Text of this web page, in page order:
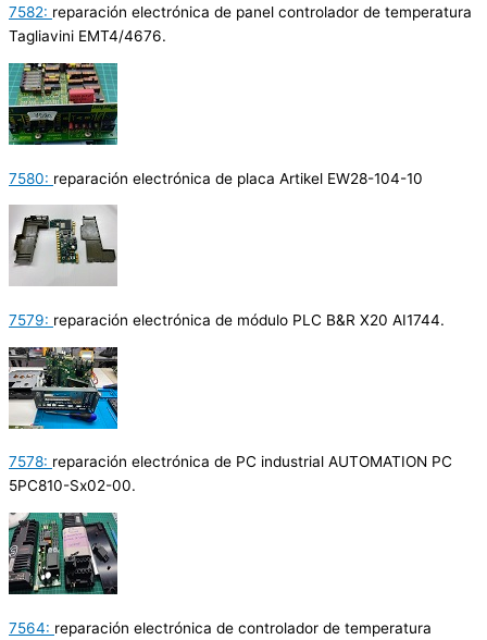
7582: reparación electrónica de panel controlador de temperatura
Tagliavini EMT4/4676.
7580: reparación electrónica de placa Artikel EW28-104-10
7579: reparación electrónica de módulo PLC B&R X20 AI1744.
7578: reparación electrónica de PC industrial AUTOMATION PC
5PC810-Sx02-00.
7564: reparación electrónica de controlador de temperatura